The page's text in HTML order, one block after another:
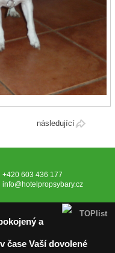
následující
+420 603 436 177
info@hotelpropsybary.cz
a
čase Vaší dovolené